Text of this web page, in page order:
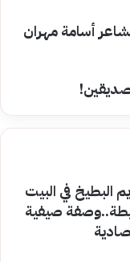
أسامة مهران
في البيت
صيفية